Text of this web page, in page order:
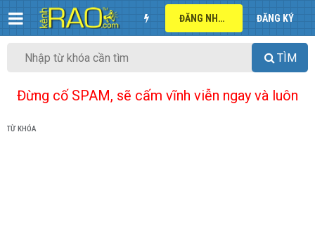
ĐĂNG NHẬP ĐĂNG KÝ
TÌM
Đừng cố SPAM, sẽ cấm vĩnh viễn ngay và luôn
TỪ KHÓA